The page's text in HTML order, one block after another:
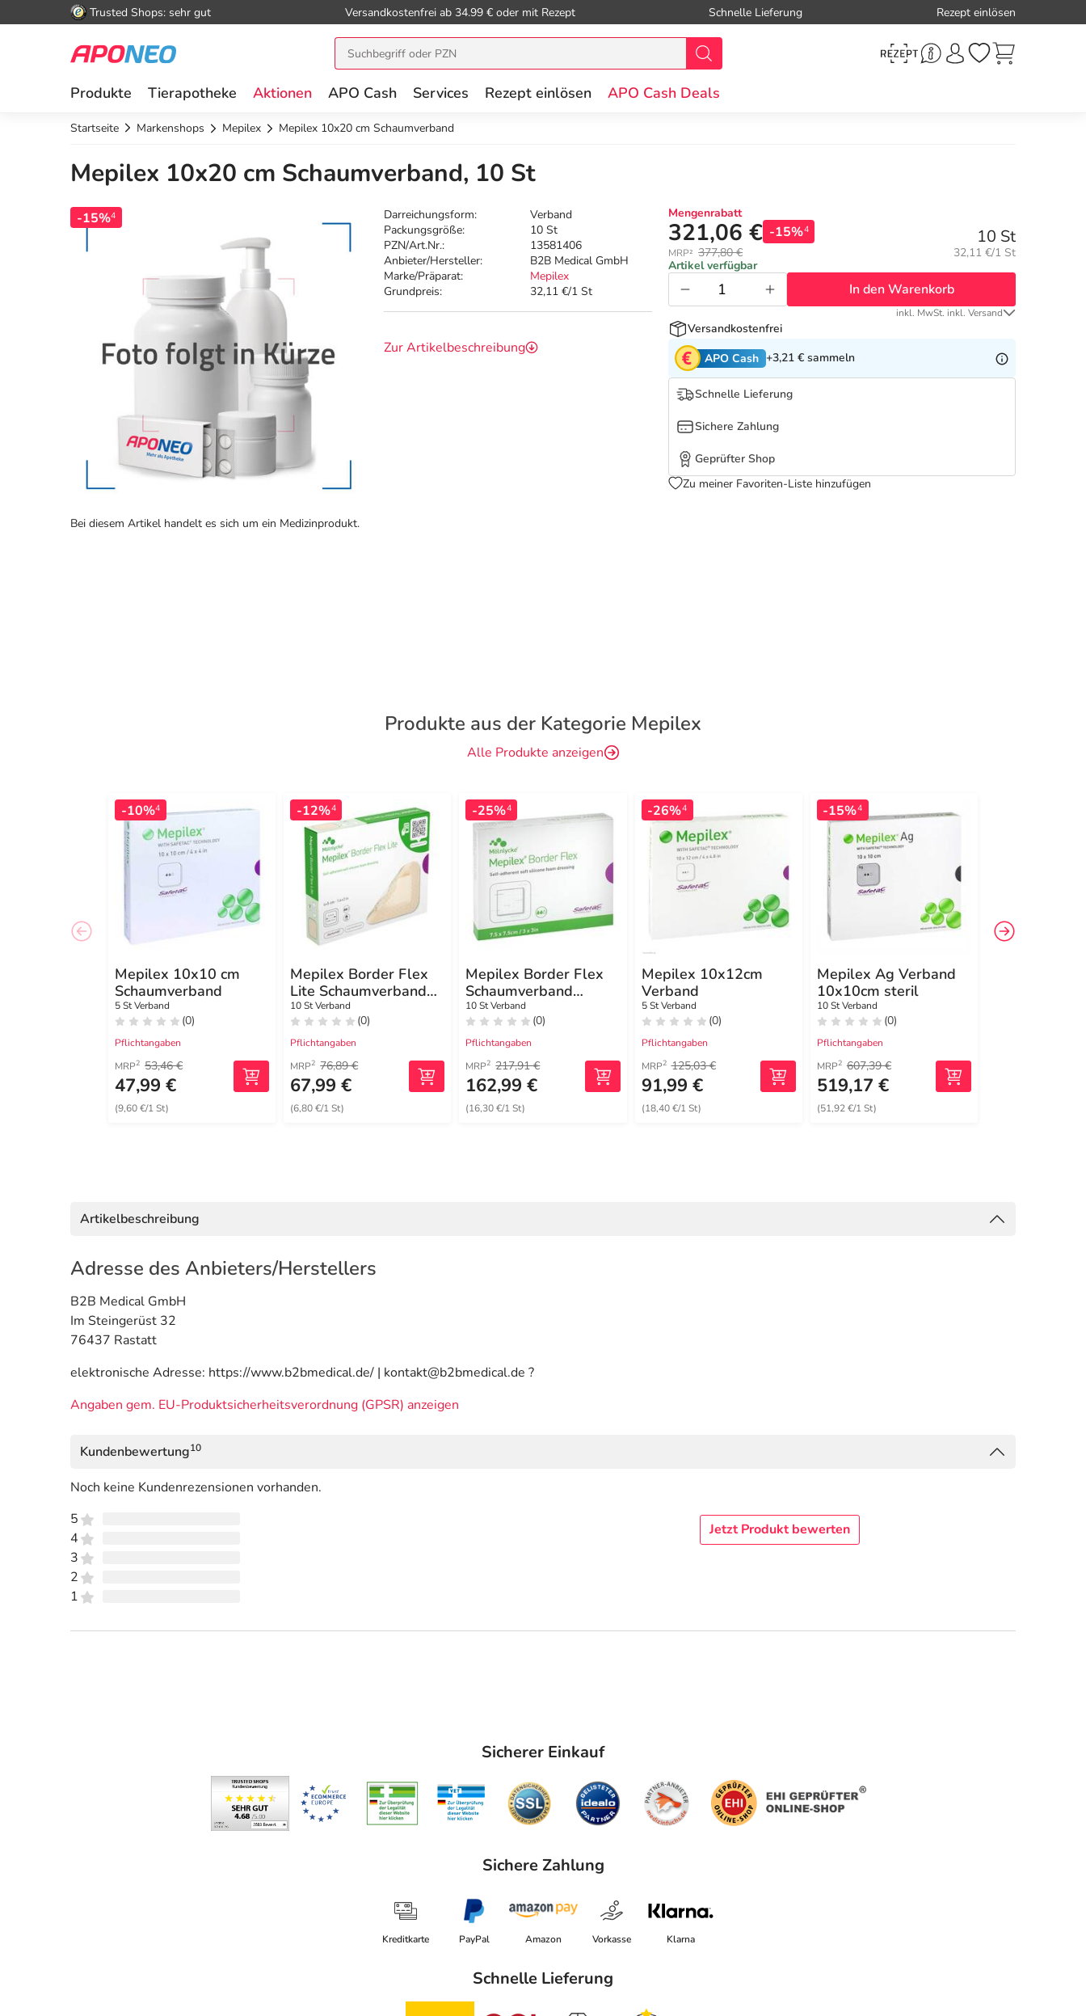
Trusted Shops: sehr gut Versandkostenfrei ab 34.99 € oder mit Rezept Schnelle Lieferung Rezept einlösen
Produkte Tierapotheke Aktionen APO Cash Services Rezept einlösen APO Cash Deals
Startseite Markenshops Mepilex Mepilex 10x20 cm Schaumverband
Mepilex 10x20 cm Schaumverband, 10 St
-15%4 Darreichungsform:
Verband
Packungsgröße:
10 St
PZN/Art.Nr.:
13581406
Anbieter/Hersteller:
B2B Medical GmbH
Marke/Präparat:
Mepilex
Grundpreis:
32,11 €/1 St
Zur Artikelbeschreibung
Mengenrabatt
321,06 € -15%4
MRP² 377,80 €
10 St
Grundpreis:
32,11 €/1 St
Artikel verfügbar
In den Warenkorb
inkl. MwSt. inkl. Versand
Versandkostenfrei
APO Cash +3,21 € sammeln
Schnelle Lieferung
Sichere Zahlung
Geprüfter Shop
Zu meiner Favoriten-Liste hinzufügen
Bei diesem Artikel handelt es sich um ein Medizinprodukt.
Produkte aus der Kategorie Mepilex
Alle Produkte anzeigen
-10%4
Mepilex 10x10 cm
Schaumverband
5 St Verband
(0)
Pflichtangaben
MRP2 53,46 €
47,99 €
(9,60 €/1 St)
-12%4
Mepilex Border Flex
Lite Schaumverband
4x5 cm
10 St Verband
(0)
Pflichtangaben
MRP2 76,89 €
67,99 €
(6,80 €/1 St)
-25%4
Mepilex Border Flex
Schaumverband
haftend 7,5x7,5 cm
10 St Verband
(0)
Pflichtangaben
MRP2 217,91 €
162,99 €
(16,30 €/1 St)
-26%4
Mepilex 10x12cm
Verband
5 St Verband
(0)
Pflichtangaben
MRP2 125,03 €
91,99 €
(18,40 €/1 St)
-15%4
Mepilex Ag Verband
10x10cm steril
10 St Verband
(0)
Pflichtangaben
MRP2 607,39 €
519,17 €
(51,92 €/1 St)
Artikelbeschreibung
Adresse des Anbieters/Herstellers
B2B Medical GmbH
Im Steingerüst 32
76437 Rastatt
elektronische Adresse: https://www.b2bmedical.de/ | kontakt@b2bmedical.de ?
Angaben gem. EU-Produktsicherheitsverordnung (GPSR) anzeigen
Kundenbewertung10
Noch keine Kundenrezensionen vorhanden.
5
4
3
2
1
Jetzt Produkt bewerten
Sicherer Einkauf
Sichere Zahlung
Kreditkarte PayPal Amazon Vorkasse Klarna
Schnelle Lieferung